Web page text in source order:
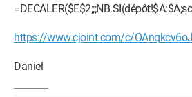
https://www.cjoint.com/c/
Daniel